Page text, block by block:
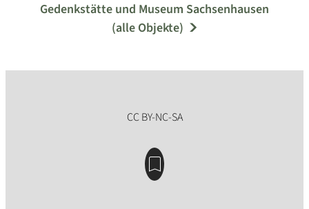
Gedenkstätte und Museum Sachsenhausen
(alle Objekte)